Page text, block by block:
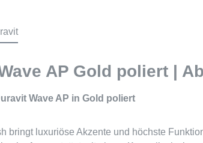
AP Gold poliert |
Wave AP in Gold poliert
luxuriöse Akzente und höchste